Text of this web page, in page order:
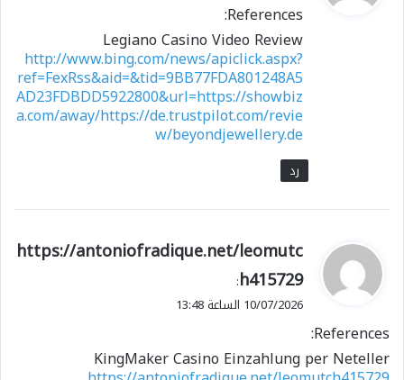
ل
References:
Legiano Casino Video Review
http://www.bing.com/news/apiclick.aspx?
ref=FexRss&aid=&tid=9BB77FDA801248A5
AD23FDBDD5922800&url=https://showbiz
a.com/away/https://de.trustpilot.com/revie
w/beyondjewellery.de
رد
ي
ق
و
ل
https://antoniofradique.net/leomutc
h415729
:
10/07/2026 الساعة 13:48
References:
KingMaker Casino Einzahlung per Neteller